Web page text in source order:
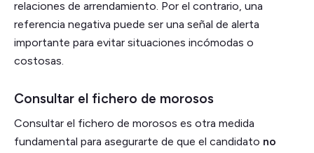
relaciones de arrendamiento. Por el contrario, una
referencia negativa puede ser una señal de alerta
importante para evitar situaciones incómodas o
costosas.
Consultar el fichero de morosos
Consultar el fichero de morosos es otra medida
fundamental para asegurarte de que el candidato no